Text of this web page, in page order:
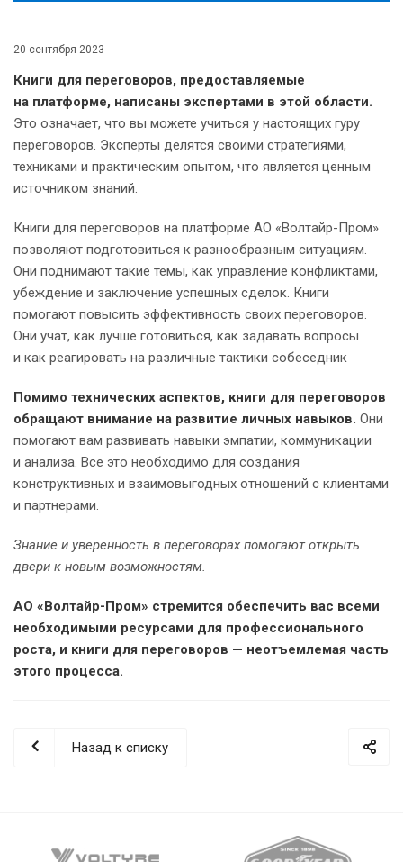
20 сентября 2023
Книги для переговоров, предоставляемые
на платформе, написаны экспертами в этой области.
Это означает, что вы можете учиться у настоящих гуру
переговоров. Эксперты делятся своими стратегиями,
техниками и практическим опытом, что является ценным
источником знаний.
Книги для переговоров на платформе АО «Волтайр-Пром»
позволяют подготовиться к разнообразным ситуациям.
Они поднимают такие темы, как управление конфликтами,
убеждение и заключение успешных сделок. Книги
помогают повысить эффективность своих переговоров.
Они учат, как лучше готовиться, как задавать вопросы
и как реагировать на различные тактики собеседник
Помимо технических аспектов, книги для переговоров
обращают внимание на развитие личных навыков. Они
помогают вам развивать навыки эмпатии, коммуникации
и анализа. Все это необходимо для создания
конструктивных и взаимовыгодных отношений с клиентами
и партнерами.
Знание и уверенность в переговорах помогают открыть
двери к новым возможностям.
АО «Волтайр-Пром» стремится обеспечить вас всеми
необходимыми ресурсами для профессионального
роста, и книги для переговоров — неотъемлемая часть
этого процесса.
Назад к списку